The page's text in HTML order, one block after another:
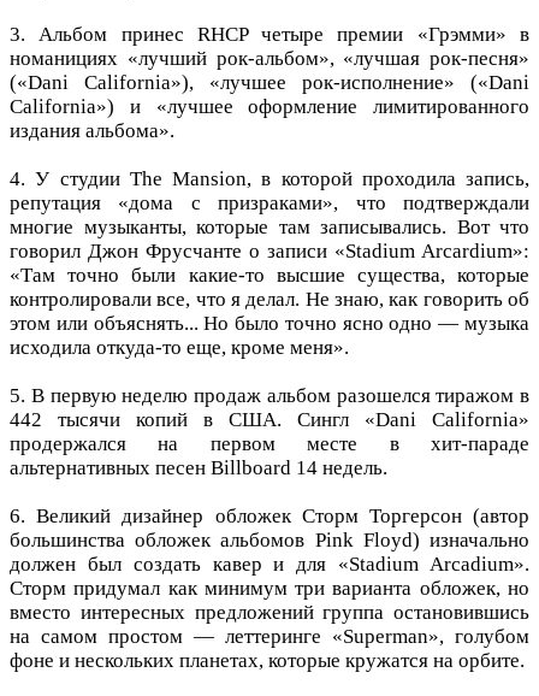
3. Альбом принес RHCP четыре премии «Грэмми» в
номанициях «лучший рок-альбом», «лучшая рок-песня»
(«Dani California»), «лучшее рок-исполнение» («Dani
California») и «лучшее оформление лимитированного
издания альбома».
4. У студии The Mansion, в которой проходила запись,
репутация «дома с призраками», что подтверждали
многие музыканты, которые там записывались. Вот что
говорил Джон Фрусчанте о записи «Stadium Arcardium»:
«Там точно были какие-то высшие существа, которые
контролировали все, что я делал. Не знаю, как говорить об
этом или объяснять... Но было точно ясно одно — музыка
исходила откуда-то еще, кроме меня».
5. В первую неделю продаж альбом разошелся тиражом в
442 тысячи копий в США. Сингл «Dani California»
продержался на первом месте в хит-параде
альтернативных песен Billboard 14 недель.
6. Великий дизайнер обложек Сторм Торгерсон (автор
большинства обложек альбомов Pink Floyd) изначально
должен был создать кавер и для «Stadium Arcadium».
Сторм придумал как минимум три варианта обложек, но
вместо интересных предложений группа остановившись
на самом простом — леттеринге «Superman», голубом
фоне и нескольких планетах, которые кружатся на орбите.